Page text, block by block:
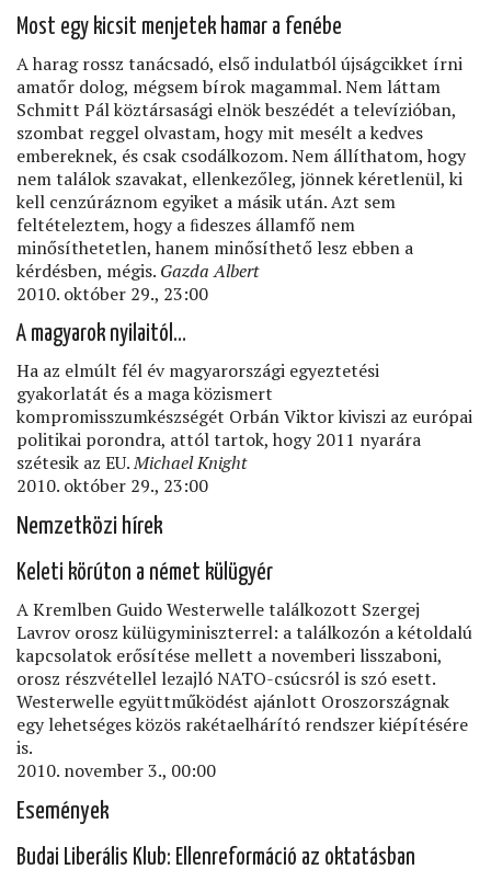
Most egy kicsit menjetek hamar a fenébe
A harag rossz tanácsadó, első indulatból újságcikket írni
amatőr dolog, mégsem bírok magammal. Nem láttam
Schmitt Pál köztársasági elnök beszédét a televízióban,
szombat reggel olvastam, hogy mit mesélt a kedves
embereknek, és csak csodálkozom. Nem állíthatom, hogy
nem találok szavakat, ellenkezőleg, jönnek kéretlenül, ki
kell cenzúráznom egyiket a másik után. Azt sem
feltételeztem, hogy a ﬁdeszes államfő nem
minősíthetetlen, hanem minősíthető lesz ebben a
kérdésben, mégis. Gazda Albert
2010. október 29., 23:00
A magyarok nyilaitól…
Ha az elmúlt fél év magyarországi egyeztetési
gyakorlatát és a maga közismert
kompromisszumkészségét Orbán Viktor kiviszi az európai
politikai porondra, attól tartok, hogy 2011 nyarára
szétesik az EU.Michael Knight
2010. október 29., 23:00
Nemzetközi hírek
Keleti körúton a német külügyér
A Kremlben Guido Westerwelle találkozott Szergej
Lavrov orosz külügyminiszterrel: a találkozón a kétoldalú
kapcsolatok erősítése mellett a novemberi lisszaboni,
orosz részvétellel lezajló NATO-csúcsról is szó esett.
Westerwelle együttműködést ajánlott Oroszországnak
egy lehetséges közös rakétaelhárító rendszer kiépítésére
is.
2010. november 3., 00:00
Események
Budai Liberális Klub: Ellenreformáció az oktatásban